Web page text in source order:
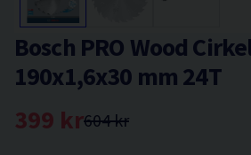
Bosch PRO Wood
190x1,6x30 mm 24T
604 kr
399 kr